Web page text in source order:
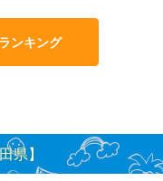
ンキング
県】